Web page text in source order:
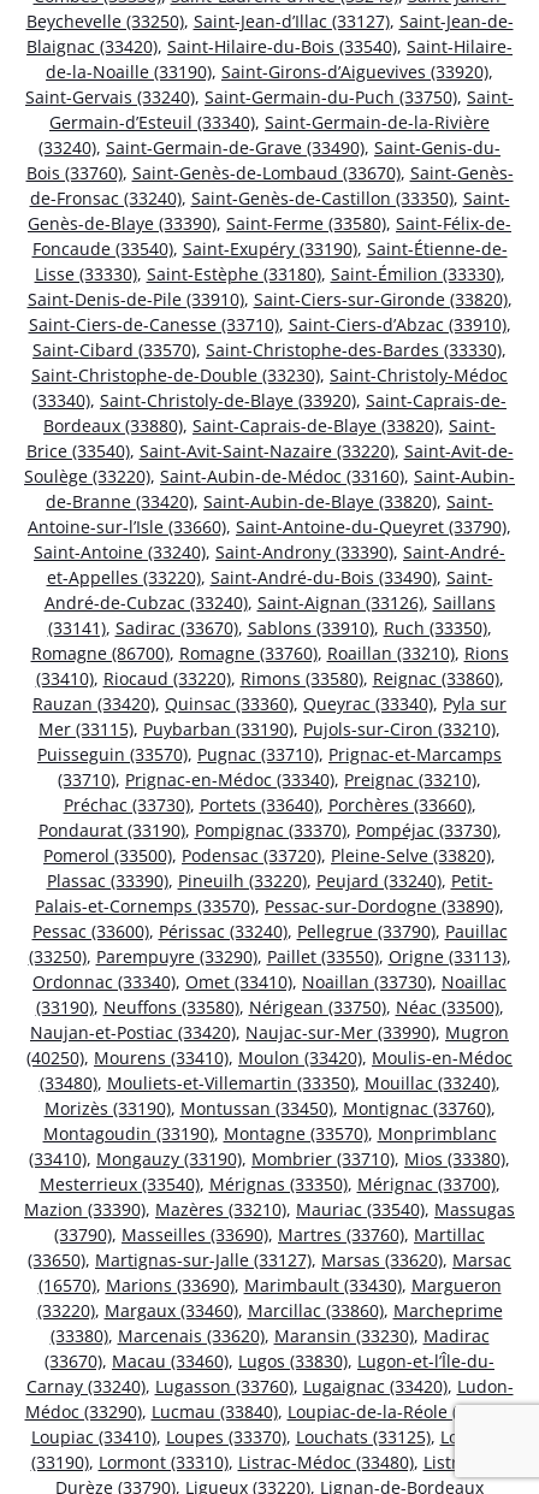
Beychevelle (33250), Saint-Jean-d’Illac (33127), Saint-Jean-de-
Blaignac (33420), Saint-Hilaire-du-Bois (33540), Saint-Hilaire-
de-la-Noaille (33190), Saint-Girons-d’Aiguevives (33920),
Saint-Gervais (33240), Saint-Germain-du-Puch (33750), Saint-
Germain-d’Esteuil (33340), Saint-Germain-de-la-Rivière
(33240), Saint-Germain-de-Grave (33490), Saint-Genis-du-
Bois (33760), Saint-Genès-de-Lombaud (33670), Saint-Genès-
de-Fronsac (33240), Saint-Genès-de-Castillon (33350), Saint-
Genès-de-Blaye (33390), Saint-Ferme (33580), Saint-Félix-de-
Foncaude (33540), Saint-Exupéry (33190), Saint-Étienne-de-
Lisse (33330), Saint-Estèphe (33180), Saint-Émilion (33330),
Saint-Denis-de-Pile (33910), Saint-Ciers-sur-Gironde (33820),
Saint-Ciers-de-Canesse (33710), Saint-Ciers-d’Abzac (33910),
Saint-Cibard (33570), Saint-Christophe-des-Bardes (33330),
Saint-Christophe-de-Double (33230), Saint-Christoly-Médoc
(33340), Saint-Christoly-de-Blaye (33920), Saint-Caprais-de-
Bordeaux (33880), Saint-Caprais-de-Blaye (33820), Saint-
Brice (33540), Saint-Avit-Saint-Nazaire (33220), Saint-Avit-de-
Soulège (33220), Saint-Aubin-de-Médoc (33160), Saint-Aubin-
de-Branne (33420), Saint-Aubin-de-Blaye (33820), Saint-
Antoine-sur-l’Isle (33660), Saint-Antoine-du-Queyret (33790),
Saint-Antoine (33240), Saint-Androny (33390), Saint-André-
et-Appelles (33220), Saint-André-du-Bois (33490), Saint-
André-de-Cubzac (33240), Saint-Aignan (33126), Saillans
(33141), Sadirac (33670), Sablons (33910), Ruch (33350),
Romagne (86700), Romagne (33760), Roaillan (33210), Rions
(33410), Riocaud (33220), Rimons (33580), Reignac (33860),
Rauzan (33420), Quinsac (33360), Queyrac (33340), Pyla sur
Mer (33115), Puybarban (33190), Pujols-sur-Ciron (33210),
Puisseguin (33570), Pugnac (33710), Prignac-et-Marcamps
(33710), Prignac-en-Médoc (33340), Preignac (33210),
Préchac (33730), Portets (33640), Porchères (33660),
Pondaurat (33190), Pompignac (33370), Pompéjac (33730),
Pomerol (33500), Podensac (33720), Pleine-Selve (33820),
Plassac (33390), Pineuilh (33220), Peujard (33240), Petit-
Palais-et-Cornemps (33570), Pessac-sur-Dordogne (33890),
Pessac (33600), Périssac (33240), Pellegrue (33790), Pauillac
(33250), Parempuyre (33290), Paillet (33550), Origne (33113),
Ordonnac (33340), Omet (33410), Noaillan (33730), Noaillac
(33190), Neuffons (33580), Nérigean (33750), Néac (33500),
Naujan-et-Postiac (33420), Naujac-sur-Mer (33990), Mugron
(40250), Mourens (33410), Moulon (33420), Moulis-en-Médoc
(33480), Mouliets-et-Villemartin (33350), Mouillac (33240),
Morizès (33190), Montussan (33450), Montignac (33760),
Montagoudin (33190), Montagne (33570), Monprimblanc
(33410), Mongauzy (33190), Mombrier (33710), Mios (33380),
Mesterrieux (33540), Mérignas (33350), Mérignac (33700),
Mazion (33390), Mazères (33210), Mauriac (33540), Massugas
(33790), Masseilles (33690), Martres (33760), Martillac
(33650), Martignas-sur-Jalle (33127), Marsas (33620), Marsac
(16570), Marions (33690), Marimbault (33430), Margueron
(33220), Margaux (33460), Marcillac (33860), Marcheprime
(33380), Marcenais (33620), Maransin (33230), Madirac
(33670), Macau (33460), Lugos (33830), Lugon-et-l’Île-du-
Carnay (33240), Lugasson (33760), Lugaignac (33420), Ludon-
Médoc (33290), Lucmau (33840), Loupiac-de-la-Réole (33190),
Loupiac (33410), Loupes (33370), Louchats (33125), Loubens
(33190), Lormont (33310), Listrac-Médoc (33480), Listrac-de-
Durèze (33790), Ligueux (33220), Lignan-de-Bordeaux